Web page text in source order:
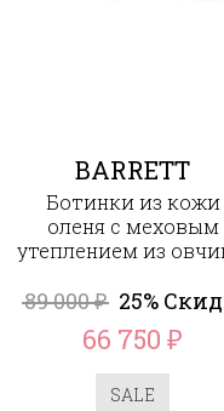
BARRETT
Ботинки из кожи
оленя с меховым
утеплением из
89 000₽ 25%
66 750₽
SALE